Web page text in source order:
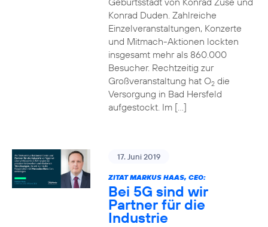
Konrad Duden. Zahlreiche
Einzelveranstaltungen, Konzerte
und Mitmach-Aktionen lockten
insgesamt mehr als 860.000
Besucher. Rechtzeitig zur
Großveranstaltung hat O2die
Versorgung in Bad Hersfeld
aufgestockt. Im […]
17. Juni 2019
ZITAT MARKUS HAAS, CEO:
Bei 5G sind wir
Partner für die
Industrie